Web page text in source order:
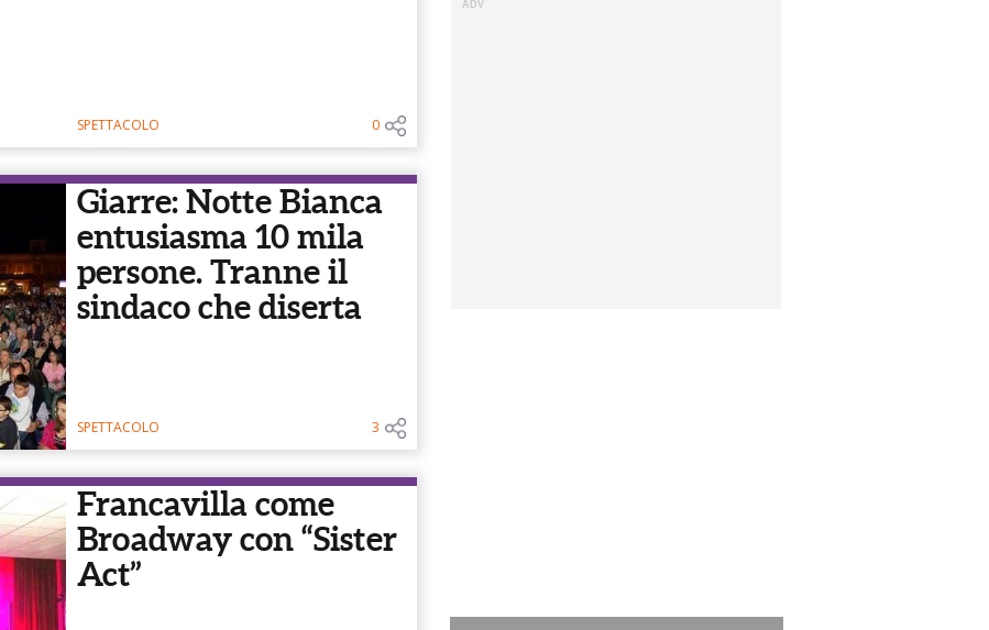
SPETTACOLO 0
Giarre: Notte Bianca
entusiasma 10 mila
persone. Tranne il
sindaco che diserta
SPETTACOLO 3
Francavilla come
Broadway con “Sister
Act”